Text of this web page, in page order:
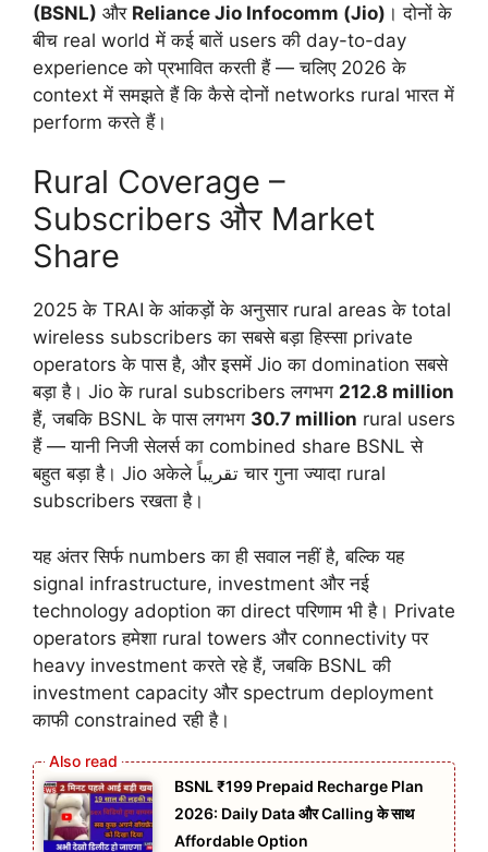
(BSNL) और Reliance Jio Infocomm (Jio) । दोनों के
बीच real world में कई बातें users की day-to-day
experience को प्रभावित करती हैं — चलिए 2026 के
context में समझते हैं कि कैसे दोनों networks rural भारत में
perform करते हैं।
Rural Coverage –
Subscribers और Market
Share
2025 के TRAI के आंकड़ों के अनुसार rural areas के total
wireless subscribers का सबसे बड़ा हिस्सा private
operators के पास है, और इसमें Jio का domination सबसे
बड़ा है। Jio के rural subscribers लगभग 212.8 million
हैं, जबकि BSNL के पास लगभग 30.7 million rural users
हैं — यानी निजी सेलर्स का combined share BSNL से
बहुत बड़ा है। Jio अकेले تقريباً चार गुना ज्यादा rural
subscribers रखता है।
यह अंतर सिर्फ numbers का ही सवाल नहीं है, बल्कि यह
signal infrastructure, investment और नई
technology adoption का direct परिणाम भी है। Private
operators हमेशा rural towers और connectivity पर
heavy investment करते रहे हैं, जबकि BSNL की
investment capacity और spectrum deployment
काफी constrained रही है।
BSNL ₹199 Prepaid Recharge Plan
2026: Daily Data और Calling के साथ
Affordable Option